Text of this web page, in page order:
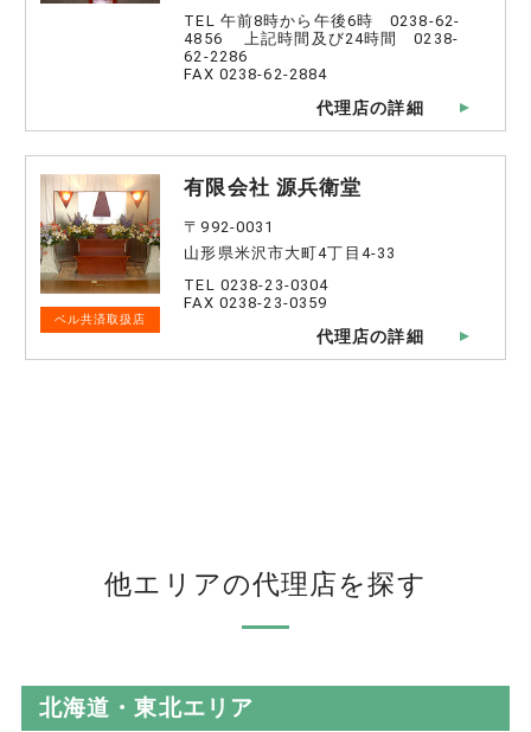
TEL 午前8時から午後6時 0238-62-
4856 上記時間及び24時間 0238-
62-2286
FAX 0238-62-2884
代理店の詳細
ベル共済取扱店
有限会社 源兵衛堂
〒992-0031
山形県米沢市大町4丁目4-33
TEL 0238-23-0304
FAX 0238-23-0359
代理店の詳細
他エリアの代理店を探す
北海道・東北エリア